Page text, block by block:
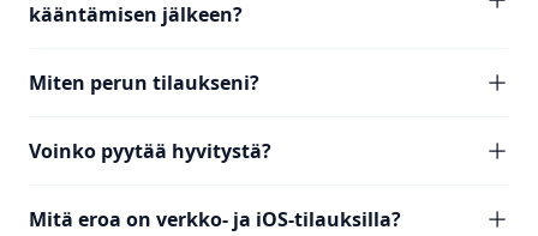
kääntämisen jälkeen?
Miten perun tilaukseni?
Voinko pyytää hyvitystä?
Mitä eroa on verkko- ja iOS-tilauksilla?